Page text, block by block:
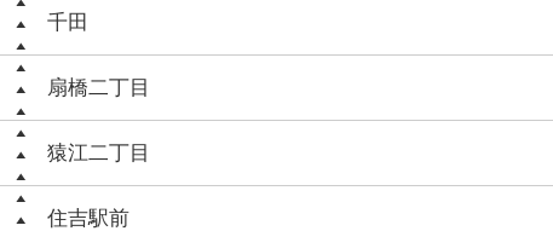
千田
扇橋二丁目
猿江二丁目
住吉駅前